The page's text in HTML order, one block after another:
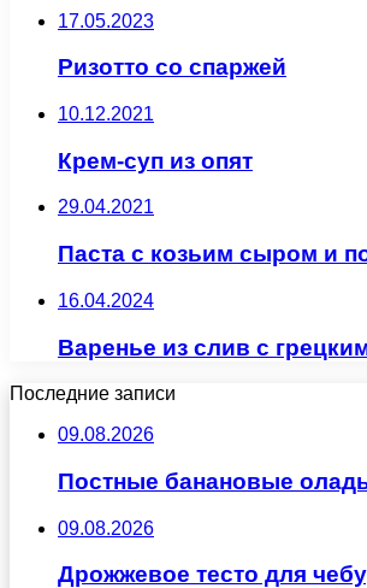
17.05.2023
Ризотто со спаржей
10.12.2021
Крем-суп из опят
29.04.2021
Паста с козьим сыром и
16.04.2024
Варенье из слив с
Последние записи
09.08.2026
Постные банановые
09.08.2026
Дрожжевое тесто для